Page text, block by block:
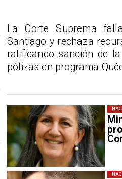
La Corte Suprema
Santiago y rechaza
ratificando sanción de
pólizas en programa